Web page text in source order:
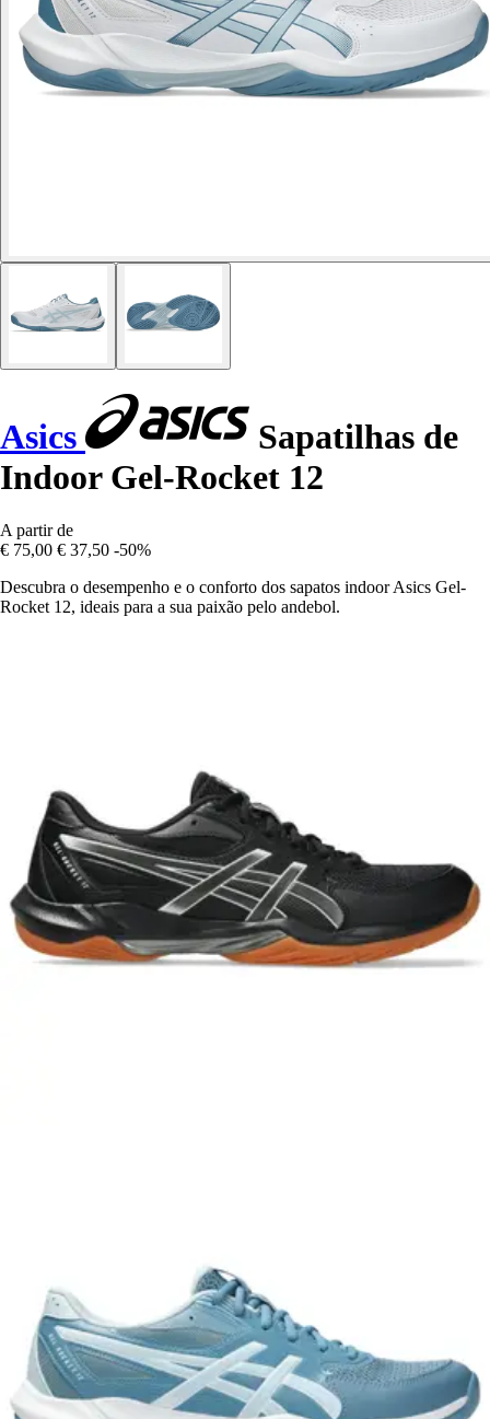
Asics
Sapatilhas de
Indoor Gel-Rocket 12
A partir de
€ 75,00 € 37,50 -50%
Descubra o desempenho e o conforto dos sapatos indoor Asics Gel-
Rocket 12, ideais para a sua paixão pelo andebol.